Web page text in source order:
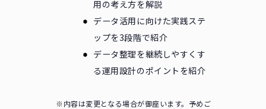
用の考え方を解説
データ活用に向けた実践ステ
ップを3段階で紹介
データ整理を継続しやすくす
る運用設計のポイントを紹介
※内容は変更となる場合が御座います。予めご